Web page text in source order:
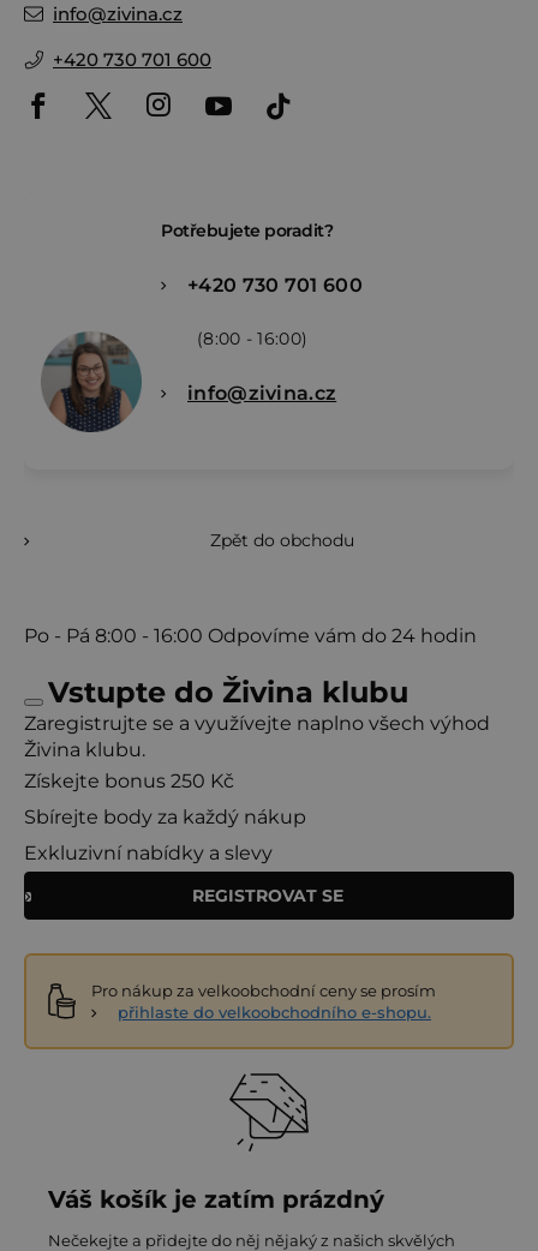
info@zivina.cz
+420 730 701 600
Potřebujete poradit?
+420 730 701 600
(8:00 - 16:00)
info@zivina.cz
Zpět do obchodu
Po - Pá 8:00 - 16:00 Odpovíme vám do 24 hodin
Vstupte do Živina klubu
Zaregistrujte se a využívejte naplno všech výhod
Živina klubu.
Získejte bonus 250 Kč
Sbírejte body za každý nákup
Exkluzivní nabídky a slevy
REGISTROVAT SE
Pro nákup za velkoobchodní ceny se prosím
přihlaste do velkoobchodního e-shopu.
Váš košík je zatím prázdný
Nečekejte a přidejte do něj nějaký z našich skvělých